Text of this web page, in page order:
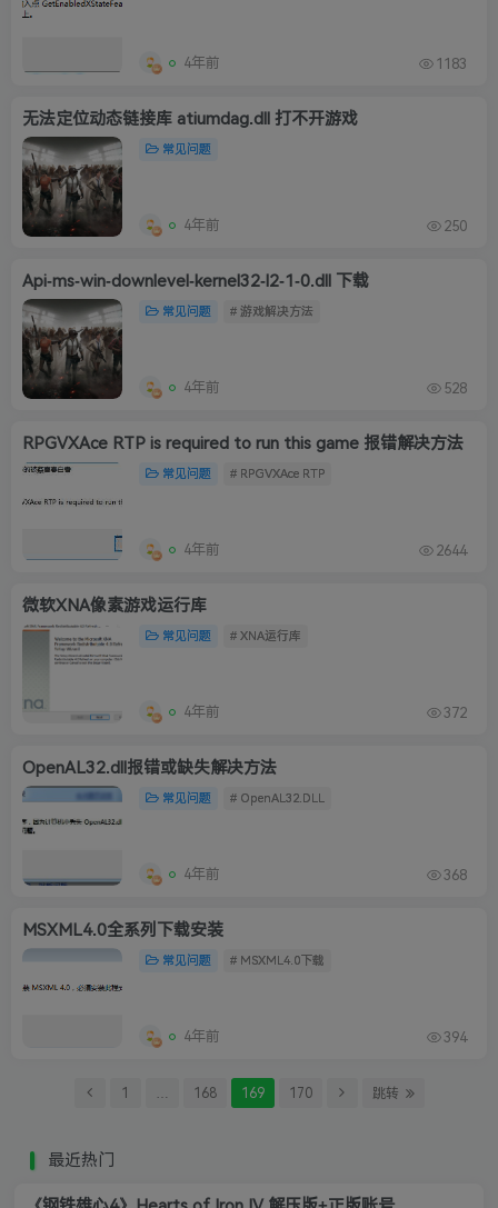
4年前 1183
无法定位动态链接库 atiumdag.dll 打不开游戏
常见问题
4年前 250
Api-ms-win-downlevel-kernel32-l2-1-0.dll 下载
常见问题 # 游戏解决方法
4年前 528
RPGVXAce RTP is required to run this game 报错解决方法
常见问题 # RPGVXAce RTP
4年前 2644
微软XNA像素游戏运行库
常见问题 # XNA运行库
4年前 372
OpenAL32.dll报错或缺失解决方法
常见问题 # OpenAL32.DLL
4年前 368
MSXML4.0全系列下载安装
常见问题 # MSXML4.0下载
4年前 394
1 … 168 169 170 跳转
最近热门